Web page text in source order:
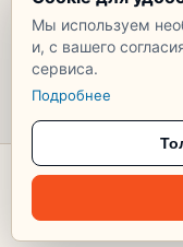
Нет
© 2026 Тупик
Правила
CookieНастроить
Мы используем
и, с вашего
сервиса.
Подробнее